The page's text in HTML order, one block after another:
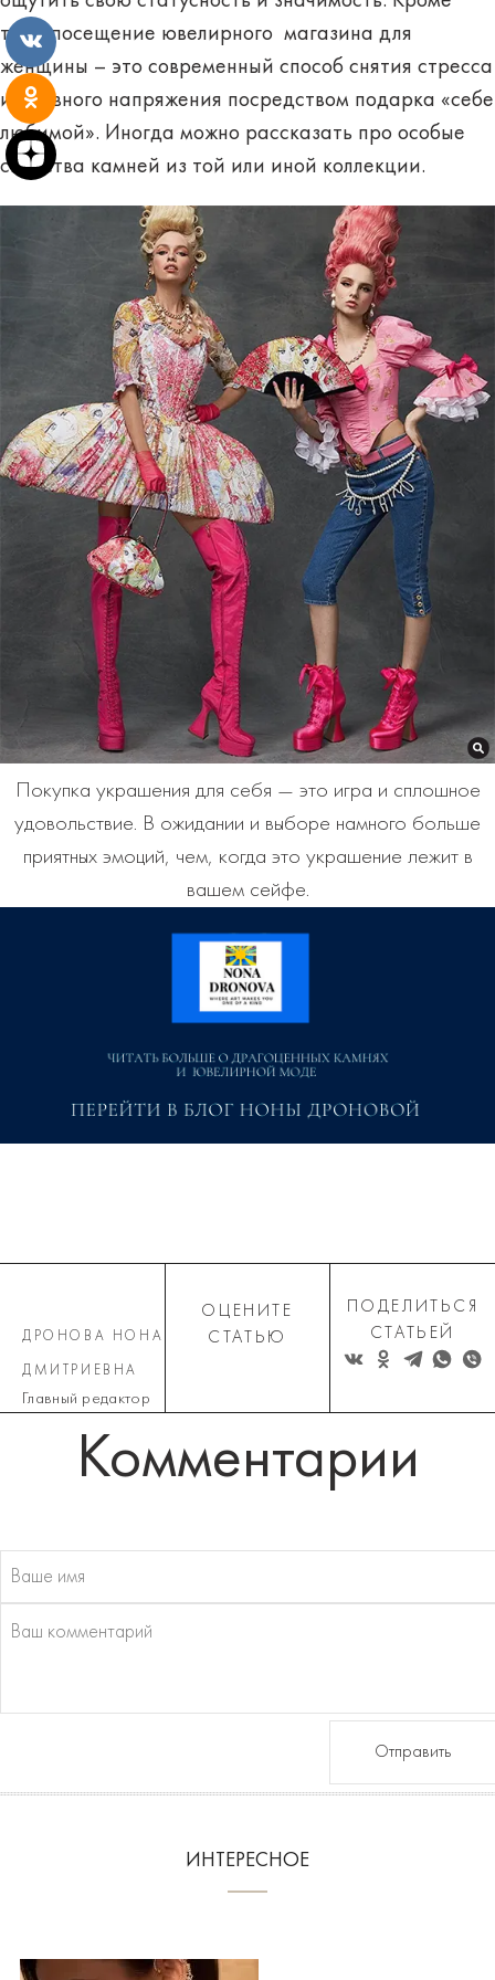
того, посещение ювелирного магазина для
женщины – это современный способ снятия стресса
и нервного напряжения посредством подарка «себе
любимой». Иногда можно рассказать про особые
свойства камней из той или иной коллекции.
Покупка украшения для себя — это игра и сплошное
удовольствие. В ожидании и выборе намного больше
приятных эмоций, чем, когда это украшение лежит в
вашем сейфе.
ДРОНОВА НОНА
ДМИТРИЕВНА
Главный редактор
ОЦЕНИТЕ
СТАТЬЮ
ПОДЕЛИТЬСЯ
СТАТЬЕЙ
Комментарии
Отправить
ИНТЕРЕСНОЕ